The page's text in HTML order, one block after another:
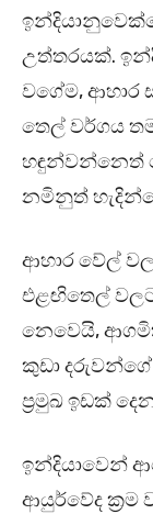
උත්තරයක්.
වගේම, ආහාර
තෙල් වර්ගය
හඳුන්වන්නෙත්
නමිනුත්
ආහාර වේල්
එළඟිතෙල්
නෙවෙයි,
කුඩා
ප්‍රමුඛ ඉඩක්
ඉන්දියාවෙන්
ආයුර්වේද ක්‍රම